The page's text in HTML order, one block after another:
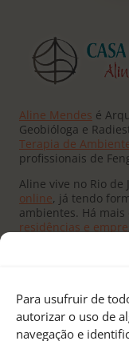
Para usufruir de
autorizar o uso de
navegação e
Aline Mendes é
Geobióloga e
Terapia de
profissionais de
Aline vive no Rio de
online, já tendo
ambientes. Há
residências e